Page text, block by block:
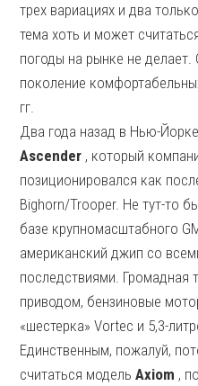
трех вариациях и два
тема хоть и может
погоды на рынке не
поколение
гг.
Два года назад в Нью-
Ascender , который
позиционировался как
Bighorn/Trooper. Не тут-то
базе крупномасштабного
американский джип со
последствиями. Громадная
приводом, бензиновые
«шестерка» Vortec и 5,3-
Единственным, пожалуй,
считаться модельAxiom ,